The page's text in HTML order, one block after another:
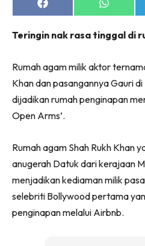
Share
on
Share
on
Teringin nak rasa tinggal di
Rumah agam milik aktor
Khan dan pasangannya Gauri
dijadikan rumah penginapan
Open Arms’.
Rumah agam Shah Rukh Khan
anugerah Datuk dari kerajaan
menjadikan kediaman milik
selebriti Bollywood pertama
penginapan melalui Airbnb.